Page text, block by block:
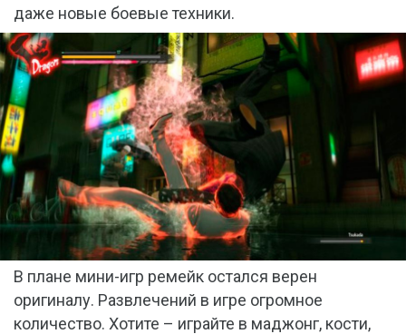
даже новые боевые техники.
В плане мини-игр ремейк остался верен
оригиналу. Развлечений в игре огромное
количество. Хотите – играйте в маджонг, кости,